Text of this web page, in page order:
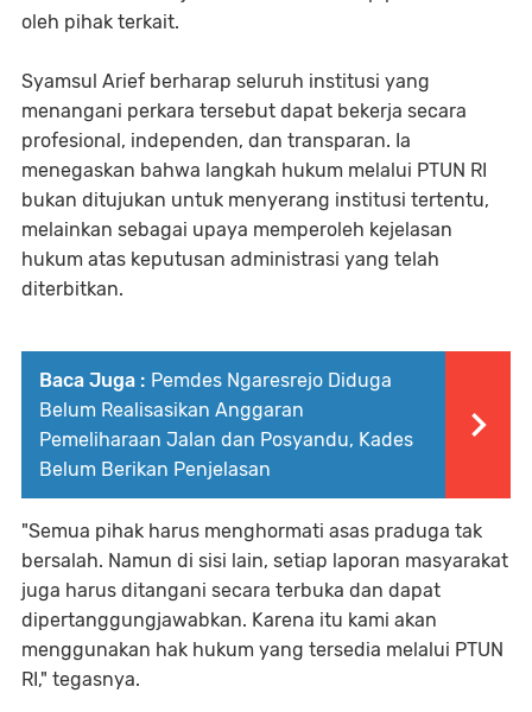
oleh pihak terkait.
Syamsul Arief berharap seluruh institusi yang
menangani perkara tersebut dapat bekerja secara
profesional, independen, dan transparan. Ia
menegaskan bahwa langkah hukum melalui PTUN RI
bukan ditujukan untuk menyerang institusi tertentu,
melainkan sebagai upaya memperoleh kejelasan
hukum atas keputusan administrasi yang telah
diterbitkan.
Baca Juga : Pemdes Ngaresrejo Diduga
Belum Realisasikan Anggaran
Pemeliharaan Jalan dan Posyandu, Kades
Belum Berikan Penjelasan
"Semua pihak harus menghormati asas praduga tak
bersalah. Namun di sisi lain, setiap laporan masyarakat
juga harus ditangani secara terbuka dan dapat
dipertanggungjawabkan. Karena itu kami akan
menggunakan hak hukum yang tersedia melalui PTUN
RI," tegasnya.